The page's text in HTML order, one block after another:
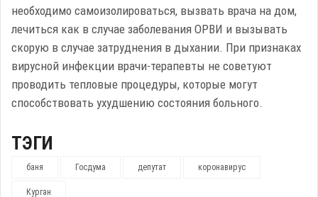
необходимо самоизолироваться, вызвать врача на дом,
лечиться как в случае заболевания ОРВИ и вызывать
скорую в случае затруднения в дыхании. При признаках
вирусной инфекции врачи-терапевты не советуют
проводить тепловые процедуры, которые могут
способствовать ухудшению состояния больного.
ТЭГИ
баня Госдума депутат коронавирус
Курган